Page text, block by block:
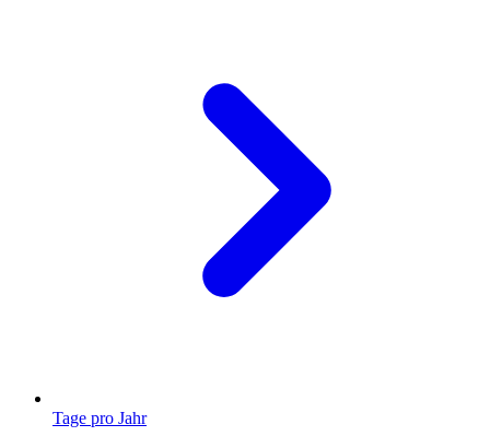
Tage pro Jahr